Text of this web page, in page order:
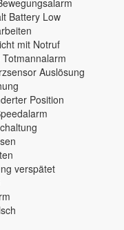
Battery Low
mit Notruf
Auslösung
Position
verspätet